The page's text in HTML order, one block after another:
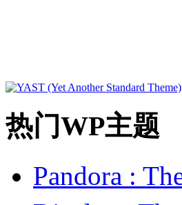
热门WP主题
Pandora :